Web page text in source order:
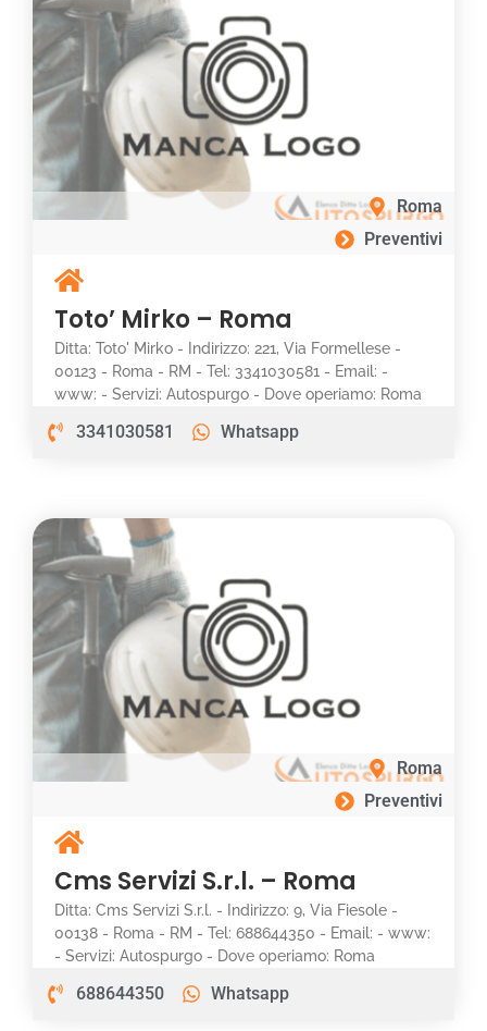
Roma
Preventivi
Toto’ Mirko – Roma
Ditta: Toto' Mirko - Indirizzo: 221, Via Formellese -
00123 - Roma - RM - Tel: 3341030581 - Email: -
www: - Servizi: Autospurgo - Dove operiamo: Roma
3341030581 Whatsapp
Roma
Preventivi
Cms Servizi S.r.l. – Roma
Ditta: Cms Servizi S.r.l. - Indirizzo: 9, Via Fiesole -
00138 - Roma - RM - Tel: 688644350 - Email: - www:
- Servizi: Autospurgo - Dove operiamo: Roma
688644350 Whatsapp